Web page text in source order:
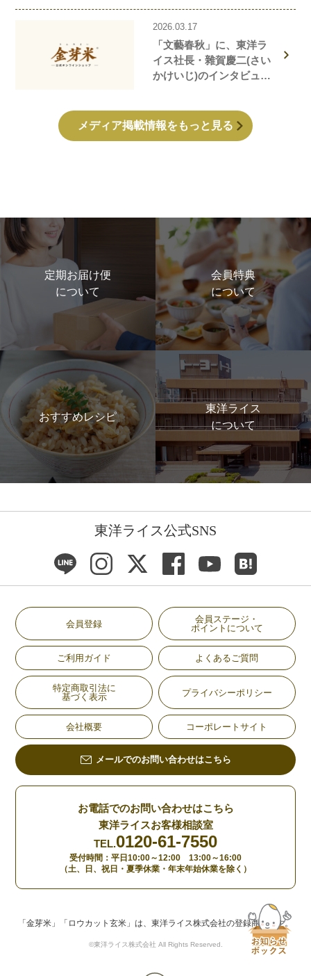
2026.03.17
「文藝春秋」に、東洋ラ
イス社長・雜賀慶二(さい
かけいじ)のインタビュー
メディア掲載情報をもっと見る
定期お届け便
について
会員特典
について
おすすめレシピ
東洋ライス
について
東洋ライス公式SNS
会員登録
会員ステージ・
ポイントについて
ご利用ガイド よくあるご質問
特定商取引法に
基づく表示
プライバシーポリシー
会社概要 コーポレートサイト
メールでのお問い合わせはこちら
お電話でのお問い合わせはこちら
東洋ライスお客様相談室
TEL.0120-61-7550
受付時間：平日10:00～12:00 13:00～16:00
（土、日、祝日・夏季休業・年末年始休業を除く）
「金芽米」「ロウカット玄米」は、東洋ライス株式会社の登録商標です。
©東洋ライス株式会社 All Rights Reserved.